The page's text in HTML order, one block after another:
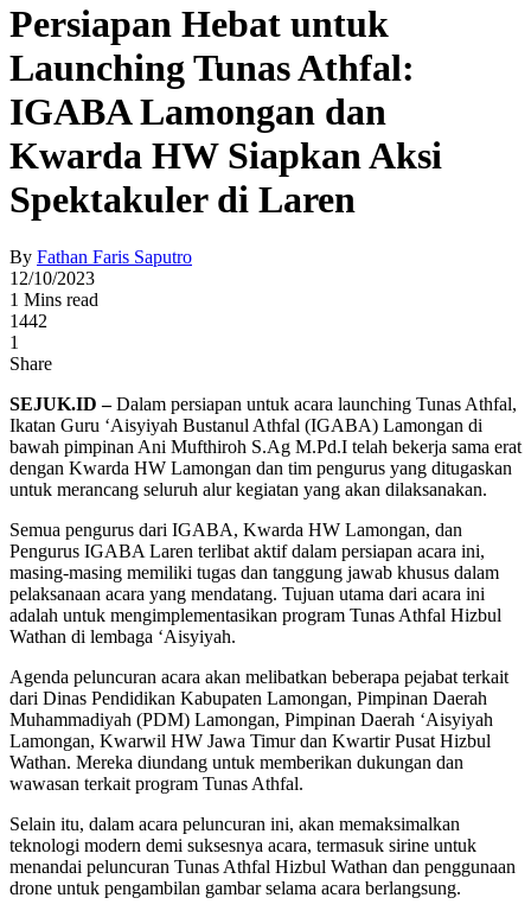
Persiapan Hebat untuk
Launching Tunas Athfal:
IGABA Lamongan dan
Kwarda HW Siapkan Aksi
Spektakuler di Laren
By Fathan Faris Saputro
12/10/2023
1 Mins read
1442
1
Share
SEJUK.ID –Dalam persiapan untuk acara launching Tunas Athfal,
Ikatan Guru ‘Aisyiyah Bustanul Athfal (IGABA) Lamongan di
bawah pimpinan Ani Mufthiroh S.Ag M.Pd.I telah bekerja sama erat
dengan Kwarda HW Lamongan dan tim pengurus yang ditugaskan
untuk merancang seluruh alur kegiatan yang akan dilaksanakan.
Semua pengurus dari IGABA, Kwarda HW Lamongan, dan
Pengurus IGABA Laren terlibat aktif dalam persiapan acara ini,
masing-masing memiliki tugas dan tanggung jawab khusus dalam
pelaksanaan acara yang mendatang. Tujuan utama dari acara ini
adalah untuk mengimplementasikan program Tunas Athfal Hizbul
Wathan di lembaga ‘Aisyiyah.
Agenda peluncuran acara akan melibatkan beberapa pejabat terkait
dari Dinas Pendidikan Kabupaten Lamongan, Pimpinan Daerah
Muhammadiyah (PDM) Lamongan, Pimpinan Daerah ‘Aisyiyah
Lamongan, Kwarwil HW Jawa Timur dan Kwartir Pusat Hizbul
Wathan. Mereka diundang untuk memberikan dukungan dan
wawasan terkait program Tunas Athfal.
Selain itu, dalam acara peluncuran ini, akan memaksimalkan
teknologi modern demi suksesnya acara, termasuk sirine untuk
menandai peluncuran Tunas Athfal Hizbul Wathan dan penggunaan
drone untuk pengambilan gambar selama acara berlangsung.